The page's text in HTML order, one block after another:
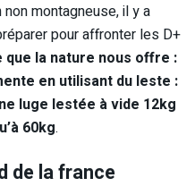
non montagneuse, il y a
pour affronter les D+
que la nature nous offre :
en utilisant du leste :
luge lestée à vide 12kg
60kg.
de la france